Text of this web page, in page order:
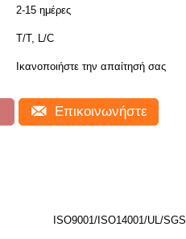
2-15 ημέρες
T/T, L/C
Ικανοποιήστε την απαίτησή σας
Επικοινωνήστε
ISO9001/ISO14001/UL/SGS